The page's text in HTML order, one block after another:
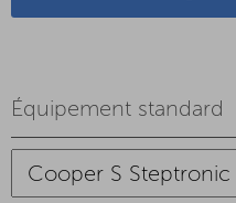
Équipement standard